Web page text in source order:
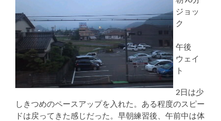
ジョッ
ク
午後
ウェイ
ト
2日は少
しきつめのペースアップを入れた。ある程度のスピー
ドは戻ってきた感じだった。早朝練習後、午前中は体